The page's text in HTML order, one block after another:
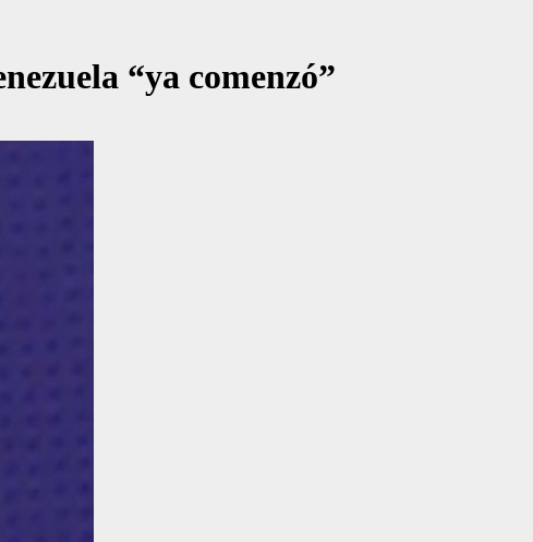
“ya comenzó”